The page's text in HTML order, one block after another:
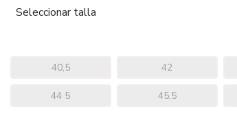
Seleccionar talla
40,5 42
44 5 45,5